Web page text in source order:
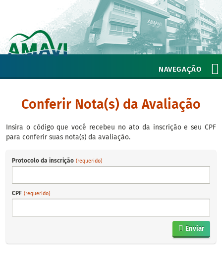
NAVEGAÇÃO
Conferir Nota(s) da Avaliação
Insira o código que você recebeu no ato da inscrição e seu CPF
para conferir suas nota(s) da avaliação.
Protocolo da inscrição (requerido)
CPF (requerido)
Enviar